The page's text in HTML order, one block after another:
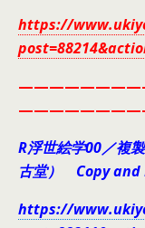
https://
R浮世絵学00／複
古堂） Copy
https://